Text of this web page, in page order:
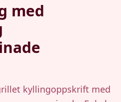
med
kyllingoppskrift med